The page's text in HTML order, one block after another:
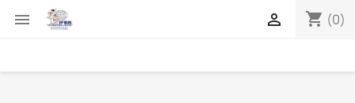
 shopping_cart (0)
